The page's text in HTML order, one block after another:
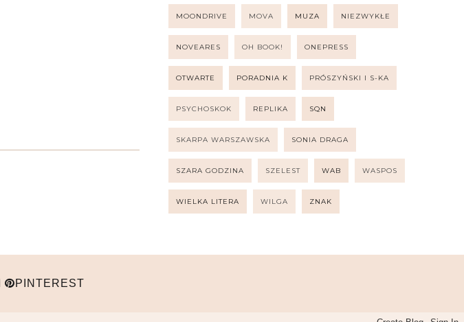
MOONDRIVE MOVA MUZA NIEZWYKŁE
NOVEARES OH BOOK! ONEPRESS
OTWARTE PORADNIA K PRÓSZYŃSKI I S-KA
PSYCHOSKOK REPLIKA SQN
SKARPA WARSZAWSKA SONIA DRAGA
SZARA GODZINA SZELEST WAB WASPOS
WIELKA LITERA WILGA ZNAK
PINTEREST